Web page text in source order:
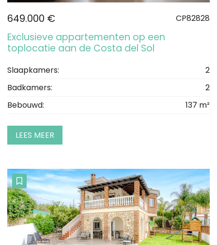
649.000 € CP82828
Exclusieve appartementen op een
toplocatie aan de Costa del Sol
Slaapkamers:
2
Badkamers:
2
Bebouwd:
137 m²
LEES MEER